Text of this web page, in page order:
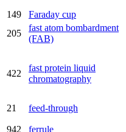
149 Faraday cup
205
fast atom bombardment
(FAB)
422
fast protein liquid
chromatography
21 feed-through
942 ferrule